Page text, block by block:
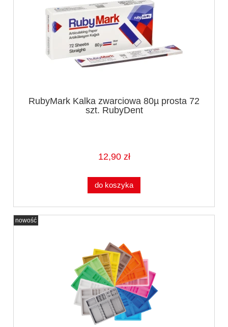
RubyMark Kalka zwarciowa 80µ prosta 72
szt. RubyDent
12,90 zł
do koszyka
nowość